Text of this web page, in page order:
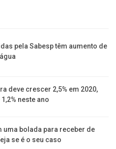
pela Sabesp têm aumento de
deve crescer 2,5% em 2020,
neste ano
uma bolada para receber de
se é o seu caso